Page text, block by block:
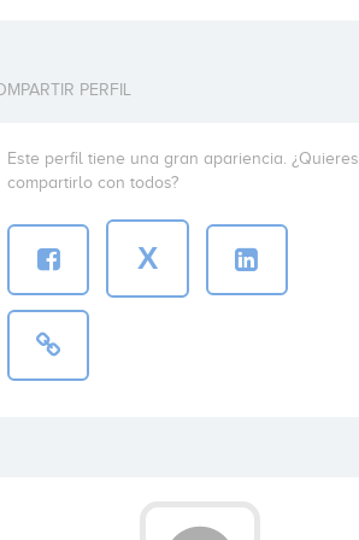
PERFIL
Este perfil tiene una gran apariencia. ¿Quieres
compartirlo con todos?
X